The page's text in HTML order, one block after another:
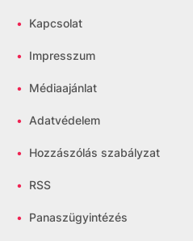
• Kapcsolat
• Impresszum
• Médiaajánlat
• Adatvédelem
• Hozzászólás szabályzat
• RSS
• Panaszügyintézés